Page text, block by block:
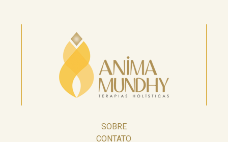
SOBRE
CONTATO